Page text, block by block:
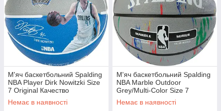
М'яч баскетбольний Spalding
NBA Player Dirk Nowitzki Size
7 Original Качество
Немає в наявності
М'яч баскетбольний Spalding
NBA Marble Outdoor
Grey/Multi-Color Size 7
Original Качество
Немає в наявності